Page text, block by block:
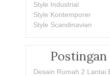
Style Industrial
Style Kontemporer
Style Scandinavian
Desain Rumah 2 Lantai